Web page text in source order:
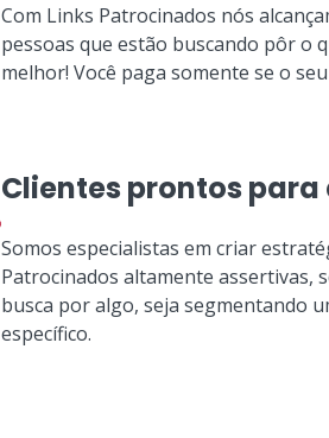
Com Links Patrocinados nós
pessoas que estão buscando pôr o
melhor! Você paga somente se o
Clientes prontos
Somos especialistas em criar
Patrocinados altamente assertivas,
busca por algo, seja segmentando
específico.